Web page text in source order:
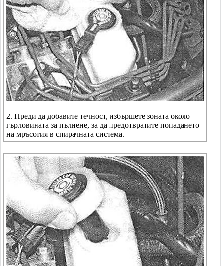
2. Преди да добавите течност, избършете зоната около
гърловината за пълнене, за да предотвратите попадането
на мръсотия в спирачната система.